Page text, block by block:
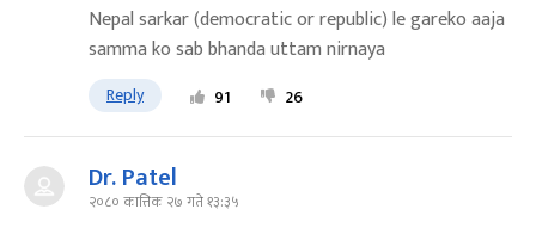
Nepal sarkar (democratic or republic) le gareko aaja
samma ko sab bhanda uttam nirnaya
Reply 91 26
Dr. Patel
२०८० कात्तिक २७ गते १३:३५